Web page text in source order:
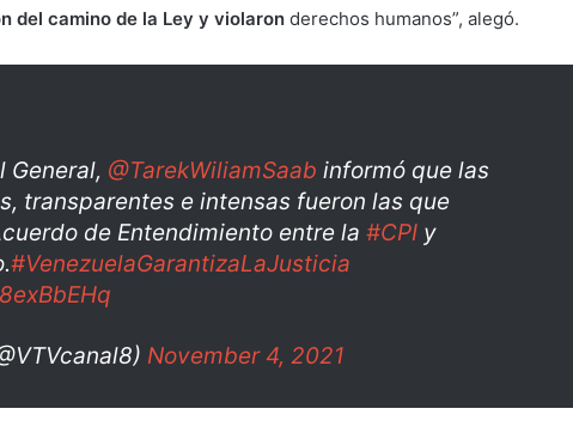
del camino de la Ley y violaron derechos humanos”, alegó.
General, @TarekWiliamSaab informó que las
transparentes e intensas fueron las que
de Entendimiento entre la#CPI y
#VenezuelaGarantizaLaJusticia
November 4, 2021